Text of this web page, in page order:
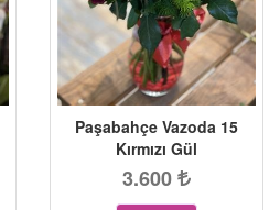
Paşabahçe Vazoda 15
Kırmızı Gül
3.600